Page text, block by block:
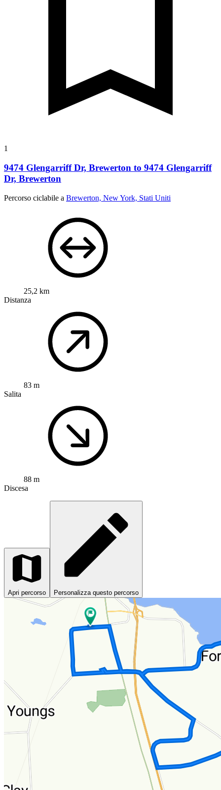
1
9474 Glengarriff Dr, Brewerton to 9474 Glengarriff
Dr, Brewerton
Percorso ciclabile a Brewerton, New York, Stati Uniti
25,2 km
Distanza
83 m
Salita
88 m
Discesa
Apri percorso Personalizza questo percorso